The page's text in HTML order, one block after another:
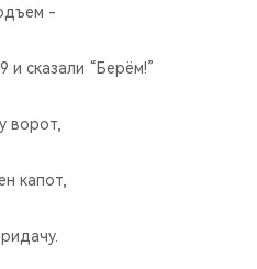
-
и сказали “Берём!”
ворот,
капот,